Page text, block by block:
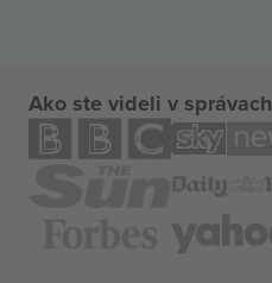
Ako ste videli v správach